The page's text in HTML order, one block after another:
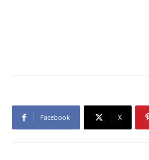
Facebook X